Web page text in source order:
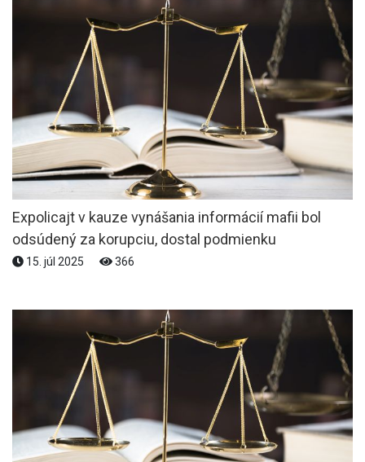
Expolicajt v kauze vynášania informácií mafii bol
odsúdený za korupciu, dostal podmienku
15. júl 2025 366